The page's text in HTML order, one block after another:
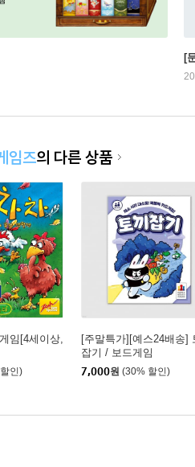
[
임즈의 다른 상품
임[4세이상,
인)
[주말특가][예스24배송]
잡기 / 보드게임
7,000원 (30% 할인)